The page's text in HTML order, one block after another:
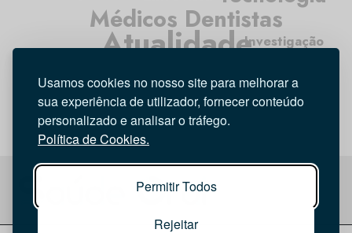
Usamos cookies no nosso site para melhorar a
sua experiência de utilizador, fornecer conteúdo
personalizado e analisar o tráfego.
Política de Cookies.
Permitir Todos
Rejeitar
Atualidade
Médicos Dentistas
Higiene Oral
Investigação